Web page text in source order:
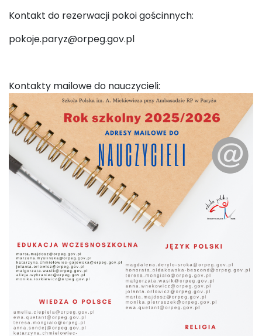
Kontakt do rezerwacji pokoi gościnnych:
pokoje.paryz@orpeg.gov.pl
Kontakty mailowe do nauczycieli: